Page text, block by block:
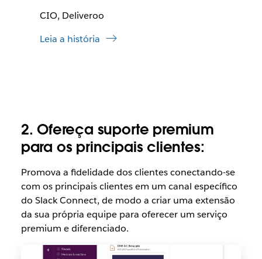
CIO, Deliveroo
Leia a história
2. Ofereça suporte premium
para os principais clientes:
Promova a fidelidade dos clientes conectando-se
com os principais clientes em um canal específico
do Slack Connect, de modo a criar uma extensão
da sua própria equipe para oferecer um serviço
premium e diferenciado.